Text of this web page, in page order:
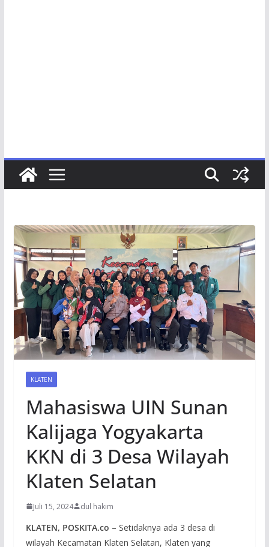
KLATEN
Mahasiswa UIN Sunan
Kalijaga Yogyakarta
KKN di 3 Desa Wilayah
Klaten Selatan
Juli 15, 2024 dul hakim
KLATEN, POSKITA.co – Setidaknya ada 3 desa di
wilayah Kecamatan Klaten Selatan, Klaten yang